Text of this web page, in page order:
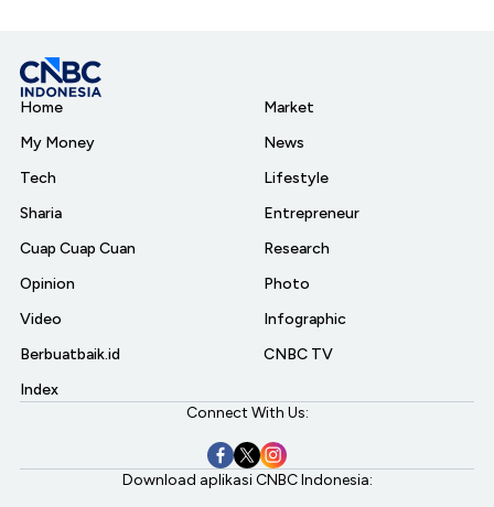
Home
My Money
Tech
Sharia
Cuap Cuap Cuan
Opinion
Video
Berbuatbaik.id
Index
Market
News
Lifestyle
Entrepreneur
Research
Photo
Infographic
CNBC TV
Connect With Us:
Download aplikasi CNBC Indonesia: